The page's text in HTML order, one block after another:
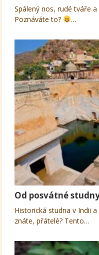
Spálený nos, rudé tváře
Poznáváte to?
…
Od posvátné
Historická studna v Indii
znáte, přátelé? Tento…